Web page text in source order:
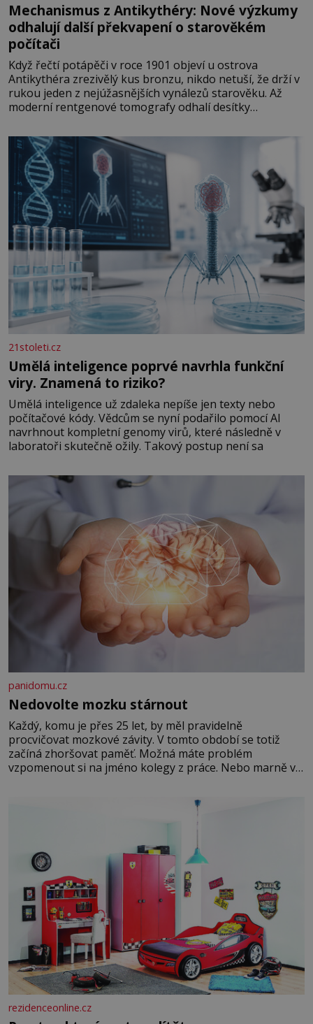
Mechanismus z Antikythéry: Nové výzkumy
odhalují další překvapení o starověkém
počítači
Když řečtí potápěči v roce 1901 objeví u ostrova
Antikythéra zrezivělý kus bronzu, nikdo netuší, že drží v
rukou jeden z nejúžasnějších vynálezů starověku. Až
moderní rentgenové tomografy odhalí desítky
Antikythéry je dnes považován za nejstarší známý
analogový počítač na světě. Přesto ani po více než sto
letech výzkumu
21stoleti.cz
Umělá inteligence poprvé navrhla funkční
viry. Znamená to riziko?
Umělá inteligence už zdaleka nepíše jen texty nebo
počítačové kódy. Vědcům se nyní podařilo pomocí AI
navrhnout kompletní genomy virů, které následně v
laboratoři skutečně ožily. Takový postup není sa
panidomu.cz
Nedovolte mozku stárnout
Každý, komu je přes 25 let, by měl pravidelně
procvičovat mozkové závity. V tomto období se totiž
začíná zhoršovat paměť. Možná máte problém
vzpomenout si na jméno kolegy z práce. Nebo marně v
Je to opravdu tak, s věkem jako kdyby se paměť
rezidenceonline.cz